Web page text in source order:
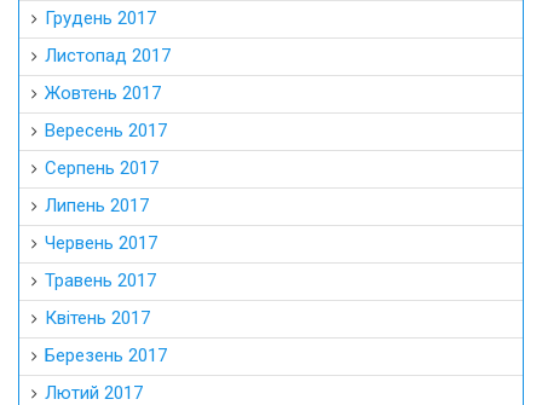
Грудень 2017
Листопад 2017
Жовтень 2017
Вересень 2017
Серпень 2017
Липень 2017
Червень 2017
Травень 2017
Квітень 2017
Березень 2017
Лютий 2017